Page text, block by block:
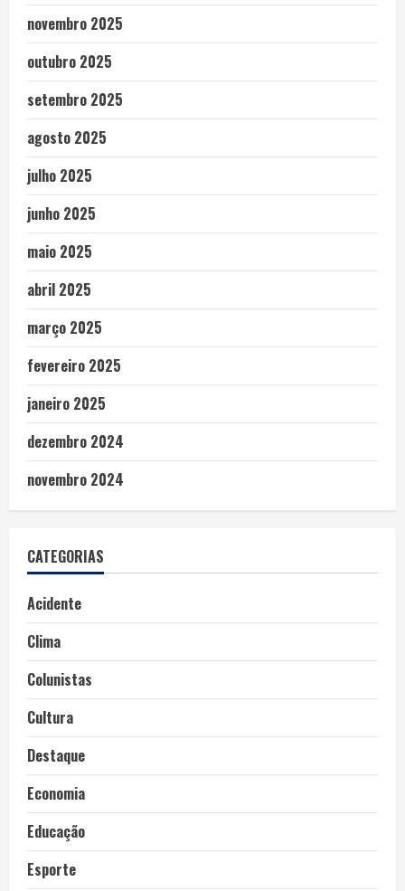
novembro 2025
outubro 2025
setembro 2025
agosto 2025
julho 2025
junho 2025
maio 2025
abril 2025
março 2025
fevereiro 2025
janeiro 2025
dezembro 2024
novembro 2024
CATEGORIAS
Acidente
Clima
Colunistas
Cultura
Destaque
Economia
Educação
Esporte